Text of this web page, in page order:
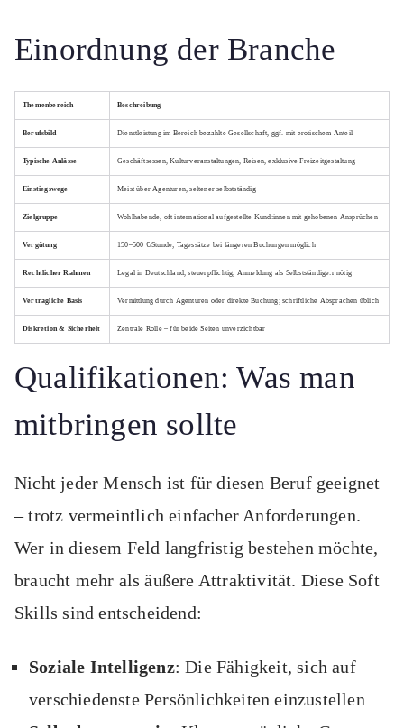
Einordnung der Branche
Themenbereich Beschreibung
Berufsbild Dienstleistung im Bereich bezahlte Gesellschaft, ggf. mit erotischem Anteil
Typische Anlässe Geschäftsessen, Kulturveranstaltungen, Reisen, exklusive Freizeitgestaltung
Einstiegswege Meist über Agenturen, seltener selbstständig
Zielgruppe Wohlhabende, oft international aufgestellte Kund:innen mit gehobenen Ansprüchen
Vergütung 150–500 €/Stunde; Tagessätze bei längeren Buchungen möglich
Rechtlicher Rahmen Legal in Deutschland, steuerpflichtig, Anmeldung als Selbstständige:r nötig
Vertragliche Basis Vermittlung durch Agenturen oder direkte Buchung; schriftliche Absprachen üblich
Diskretion & Sicherheit Zentrale Rolle – für beide Seiten unverzichtbar
Qualifikationen: Was man
mitbringen sollte
Nicht jeder Mensch ist für diesen Beruf geeignet
– trotz vermeintlich einfacher Anforderungen.
Wer in diesem Feld langfristig bestehen möchte,
braucht mehr als äußere Attraktivität. Diese Soft
Skills sind entscheidend:
Soziale Intelligenz: Die Fähigkeit, sich auf
verschiedenste Persönlichkeiten einzustellen